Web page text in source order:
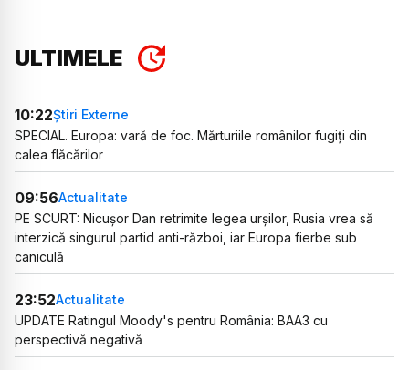
ULTIMELE
10:22Știri Externe
SPECIAL. Europa: vară de foc. Mărturiile românilor fugiți din
calea flăcărilor
09:56Actualitate
PE SCURT: Nicușor Dan retrimite legea urșilor, Rusia vrea să
interzică singurul partid anti-război, iar Europa fierbe sub
caniculă
23:52Actualitate
UPDATE Ratingul Moody's pentru România: BAA3 cu
perspectivă negativă